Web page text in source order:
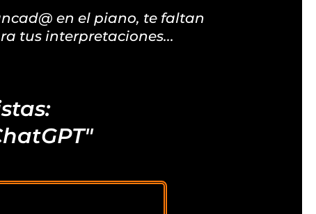
en el piano, te faltan
tus interpretaciones...